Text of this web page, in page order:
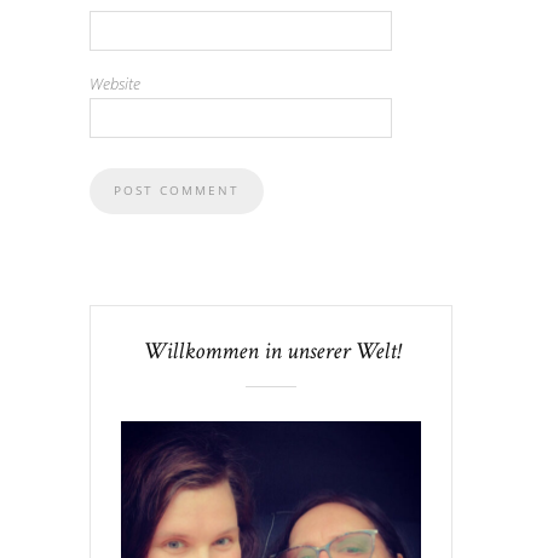
Website
Willkommen in unserer Welt!